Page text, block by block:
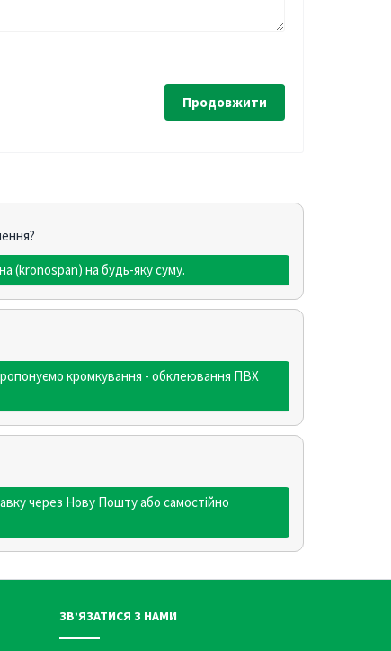
Продовжити
(kronospan) на будь-яку суму.
кромкування - обклеювання ПВХ
через Нову Пошту або самостійно
ЗВ’ЯЗАТИСЯ З НАМИ